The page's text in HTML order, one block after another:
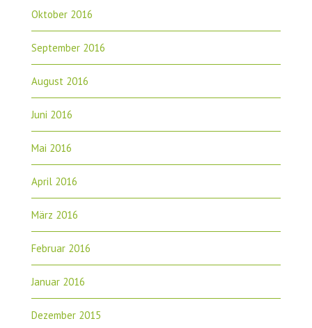
Oktober 2016
September 2016
August 2016
Juni 2016
Mai 2016
April 2016
März 2016
Februar 2016
Januar 2016
Dezember 2015